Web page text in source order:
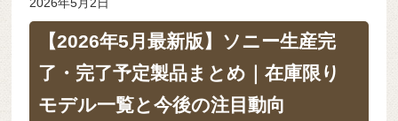
【2026年5月最新版】ソニー生産完
了・完了予定製品まとめ｜在庫限り
モデル一覧と今後の注目動向